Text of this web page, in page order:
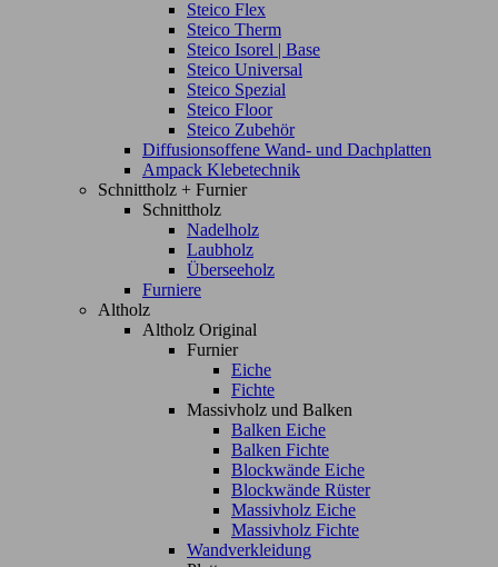
Steico Flex
Steico Therm
Steico Isorel | Base
Steico Universal
Steico Spezial
Steico Floor
Steico Zubehör
Diffusionsoffene Wand- und Dachplatten
Ampack Klebetechnik
Schnittholz + Furnier
Schnittholz
Nadelholz
Laubholz
Überseeholz
Furniere
Altholz
Altholz Original
Furnier
Eiche
Fichte
Massivholz und Balken
Balken Eiche
Balken Fichte
Blockwände Eiche
Blockwände Rüster
Massivholz Eiche
Massivholz Fichte
Wandverkleidung